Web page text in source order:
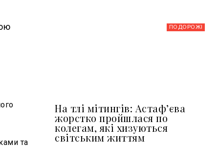
та
ПОДОРОЖІ
На тлі мітингів: Астафʼєва
жорстко пройшлася по
колегам, які хизуються
світським життям